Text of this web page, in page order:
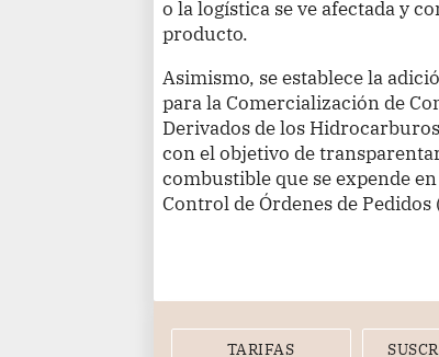
o la logística se ve afectada y
producto.
Asimismo, se establece la
para la Comercialización de
Derivados de los
con el objetivo de
combustible que se expende
Control de Órdenes de Pedidos
TARIFAS